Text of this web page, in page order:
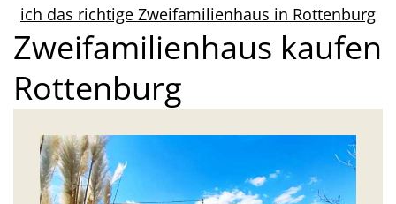
ich das richtige Zweifamilienhaus in Rottenburg
Zweifamilienhaus kaufen
Rottenburg